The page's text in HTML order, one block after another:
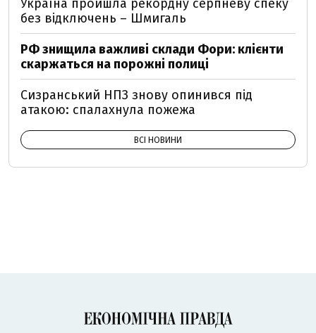
Україна пройшла рекордну серпневу спеку
без відключень – Шмигаль
РФ знищила важливі склади Фори: клієнти
скаржаться на порожні полиці
Сизранський НПЗ знову опинився під
атакою: спалахнула пожежа
ВСІ НОВИНИ